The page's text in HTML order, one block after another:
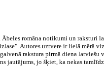
romāna notikumi un raksturi
Autores uztvere ir lielā mērā
rakstura pirmā diena latviešu
jautājums, jo šķiet, ka nekas